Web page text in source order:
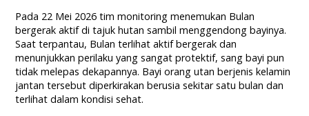
Pada 22 Mei 2026 tim monitoring menemukan Bulan
bergerak aktif di tajuk hutan sambil menggendong bayinya.
Saat terpantau, Bulan terlihat aktif bergerak dan
menunjukkan perilaku yang sangat protektif, sang bayi pun
tidak melepas dekapannya. Bayi orang utan berjenis kelamin
jantan tersebut diperkirakan berusia sekitar satu bulan dan
terlihat dalam kondisi sehat.